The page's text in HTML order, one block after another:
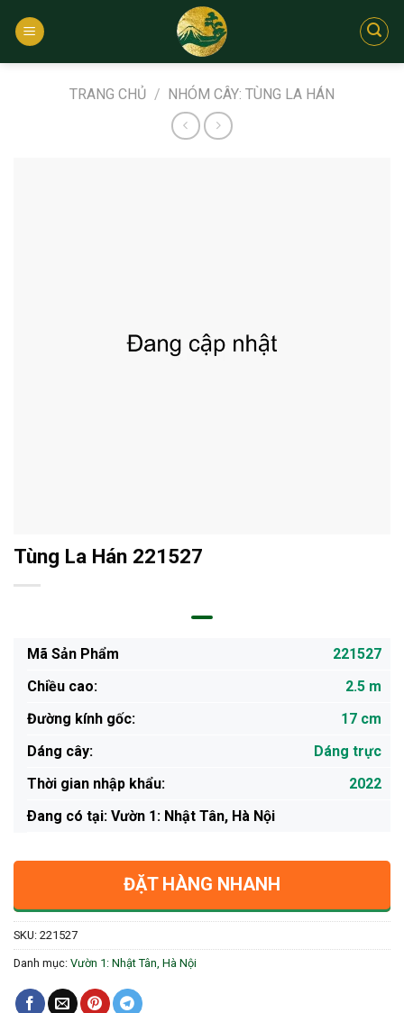
qua
TRANG CHỦ / NHÓM CÂY: TÙNG LA HÁN
Tùng La Hán 221527
Mã Sản Phẩm
221527
Chiều cao:
2.5 m
Đường kính gốc:
17 cm
Dáng cây:
Dáng trực
Thời gian nhập khẩu:
2022
Ðang có tại: Vườn 1: Nhật Tân, Hà Nội
ĐẶT HÀNG NHANH
SKU: 221527
Danh mục: Vườn 1: Nhật Tân, Hà Nội